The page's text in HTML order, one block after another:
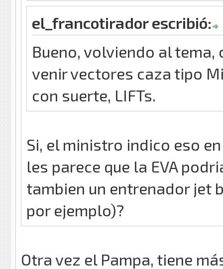
el_francotirador escribió:
Bueno, volviendo al
venir vectores caza tipo
con suerte, LIFTs.
Si, el ministro indico eso
les parece que la EVA
tambien un entrenador jet
por ejemplo)?
Otra vez el Pampa, tiene